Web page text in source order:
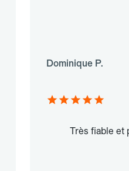
Dominique P.
Très fiable et